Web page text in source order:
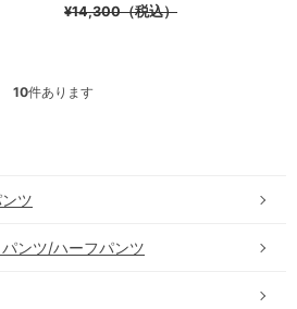
¥14,300（税込）
10件あります
ツ
ンツ/ハーフパンツ